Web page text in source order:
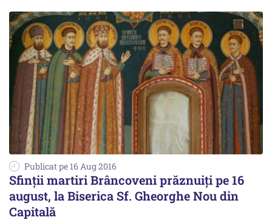
Publicat pe 16 Aug 2016
Sfinții martiri Brâncoveni prăznuiți pe 16
august, la Biserica Sf. Gheorghe Nou din
Capitală